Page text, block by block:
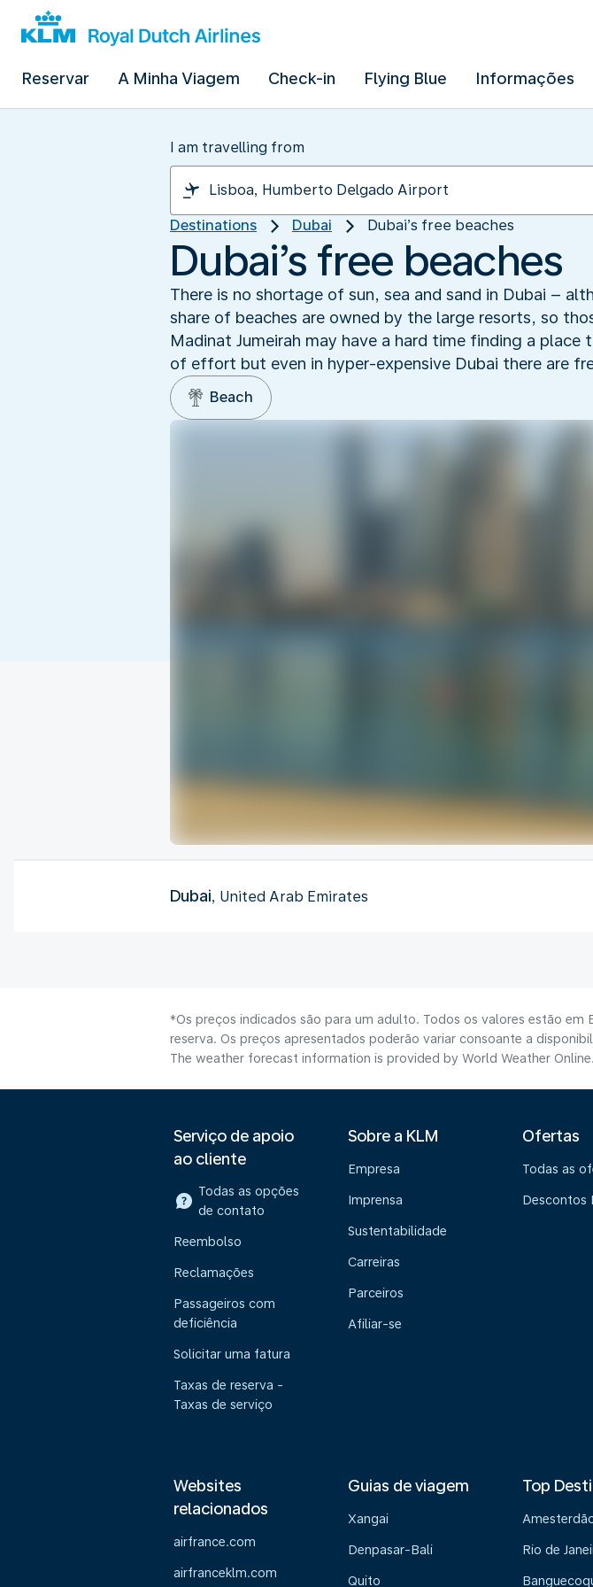
Reservar A Minha Viagem Check-in Flying Blue Informações
I am travelling from
Destinations Dubai Dubai’s free beaches
Dubai’s free beaches
There is no shortage of sun, sea and sand in Dubai –
share of beaches are owned by the large resorts, so
Madinat Jumeirah may have a hard time finding a
of effort but even in hyper-expensive Dubai there are
Beach
Dubai, United Arab Emirates
*Os preços indicados são para um adulto. Todos os valores estão
reserva. Os preços apresentados poderão variar consoante a
The weather forecast information is provided by World Weather
Serviço de apoio
ao cliente
Todas as opções
de contato
Reembolso
Reclamações
Passageiros com
deficiência
Solicitar uma fatura
Taxas de reserva -
Taxas de serviço
Sobre a KLM
Empresa
Imprensa
Sustentabilidade
Carreiras
Parceiros
Afiliar-se
Ofertas
Todas as
Descontos
Websites
relacionados
airfrance.com
airfranceklm.com
Guias de viagem
Xangai
Denpasar-Bali
Quito
Top
Rio de